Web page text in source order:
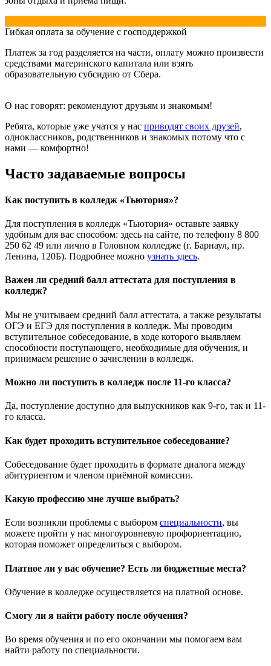
Гибкая оплата за обучение с господдержкой
Платеж за год разделяется на части, оплату можно произвести
средствами материнского капитала или взять
образовательную субсидию от Сбера.
О нас говорят: рекомендуют друзьям и знакомым!
Ребята, которые уже учатся у нас приводят своих друзей,
одноклассников, родственников и знакомых потому что с
нами — комфортно!
Часто задаваемые вопросы
Как поступить в колледж «Тьютория»?
Для поступления в колледж «Тьютория» оставьте заявку
удобным для вас способом: здесь на сайте, по телефону 8 800
250 62 49 или лично в Головном колледже (г. Барнаул, пр.
Ленина, 120Б). Подробнее можно узнать здесь.
Важен ли средний балл аттестата для поступления в
колледж?
Мы не учитываем средний балл аттестата, а также результаты
ОГЭ и ЕГЭ для поступления в колледж. Мы проводим
вступительное собеседование, в ходе которого выявляем
способности поступающего, необходимые для обучения, и
принимаем решение о зачислении в колледж.
Можно ли поступить в колледж после 11-го класса?
Да, поступление доступно для выпускников как 9-го, так и 11-
го класса.
Как будет проходить вступительное собеседование?
Собеседование будет проходить в формате диалога между
абитуриентом и членом приёмной комиссии.
Какую профессию мне лучше выбрать?
Если возникли проблемы с выбором специальности, вы
можете пройти у нас многоуровневую профориентацию,
которая поможет определиться с выбором.
Платное ли у вас обучение? Есть ли бюджетные места?
Обучение в колледже осуществляется на платной основе.
Смогу ли я найти работу после обучения?
Во время обучения и по его окончании мы помогаем вам
найти работу по специальности.